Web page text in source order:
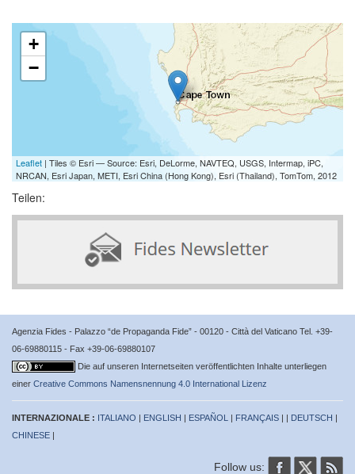
+
−
Leaflet | Tiles © Esri — Source: Esri, DeLorme, NAVTEQ, USGS, Intermap, iPC,
NRCAN, Esri Japan, METI, Esri China (Hong Kong), Esri (Thailand), TomTom, 2012
Teilen:
Agenzia Fides - Palazzo “de Propaganda Fide” - 00120 - Città del Vaticano Tel. +39-
06-69880115 - Fax +39-06-69880107
Die auf unseren Internetseiten veröffentlichten Inhalte unterliegen
einer Creative Commons Namensnennung 4.0 International Lizenz
INTERNAZIONALE : ITALIANO | ENGLISH | ESPAÑOL | FRANÇAIS | | DEUTSCH |
CHINESE |
Follow us: